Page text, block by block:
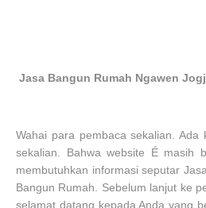
Jasa Bangun Rumah Ngawen
Wahai para pembaca sekalian. Ada
sekalian. Bahwa website É masih
membutuhkan informasi seputar
Bangun Rumah. Sebelum lanjut ke
selamat datang kepada Anda yang